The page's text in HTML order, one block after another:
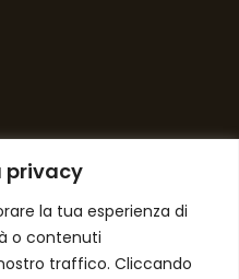
privacy
la tua esperienza di
o contenuti
traffico. Cliccando